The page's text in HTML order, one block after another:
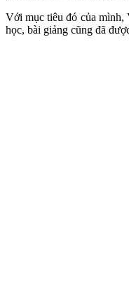
Với mục tiêu đó của mình,
học, bài giảng cũng đã